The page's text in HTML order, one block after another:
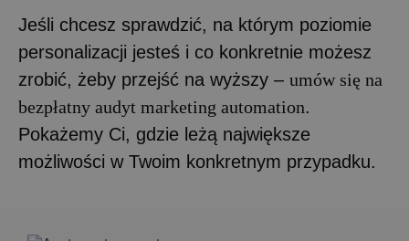
Jeśli chcesz sprawdzić, na którym poziomie
personalizacji jesteś i co konkretnie możesz
zrobić, żeby przejść na wyższy – umów się na
bezpłatny audyt marketing automation.
Pokażemy Ci, gdzie leżą największe
możliwości w Twoim konkretnym przypadku.